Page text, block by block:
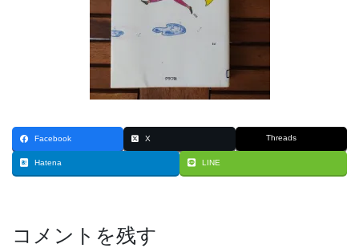
Facebook X Threads
Hatena LINE
コメントを残す